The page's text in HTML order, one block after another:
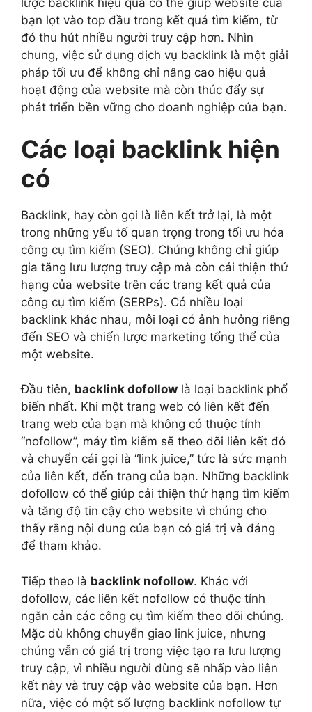
lược backlink hiệu quả có thể giúp website của
bạn lọt vào top đầu trong kết quả tìm kiếm, từ
đó thu hút nhiều người truy cập hơn. Nhìn
chung, việc sử dụng dịch vụ backlink là một giải
pháp tối ưu để không chỉ nâng cao hiệu quả
hoạt động của website mà còn thúc đẩy sự
phát triển bền vững cho doanh nghiệp của bạn.
Các loại backlink hiện
có
Backlink, hay còn gọi là liên kết trở lại, là một
trong những yếu tố quan trọng trong tối ưu hóa
công cụ tìm kiếm (SEO). Chúng không chỉ giúp
gia tăng lưu lượng truy cập mà còn cải thiện thứ
hạng của website trên các trang kết quả của
công cụ tìm kiếm (SERPs). Có nhiều loại
backlink khác nhau, mỗi loại có ảnh hưởng riêng
đến SEO và chiến lược marketing tổng thể của
một website.
Đầu tiên, backlink dofollow là loại backlink phổ
biến nhất. Khi một trang web có liên kết đến
trang web của bạn mà không có thuộc tính
“nofollow”, máy tìm kiếm sẽ theo dõi liên kết đó
và chuyển cái gọi là “link juice,” tức là sức mạnh
của liên kết, đến trang của bạn. Những backlink
dofollow có thể giúp cải thiện thứ hạng tìm kiếm
và tăng độ tin cậy cho website vì chúng cho
thấy rằng nội dung của bạn có giá trị và đáng
để tham khảo.
Tiếp theo là backlink nofollow. Khác với
dofollow, các liên kết nofollow có thuộc tính
ngăn cản các công cụ tìm kiếm theo dõi chúng.
Mặc dù không chuyển giao link juice, nhưng
chúng vẫn có giá trị trong việc tạo ra lưu lượng
truy cập, vì nhiều người dùng sẽ nhấp vào liên
kết này và truy cập vào website của bạn. Hơn
nữa, việc có một số lượng backlink nofollow tự